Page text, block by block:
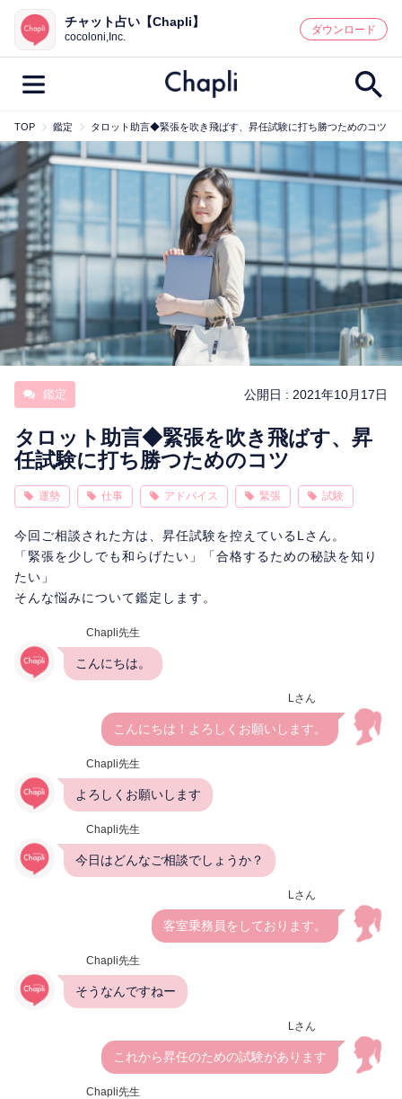
鑑定記事・占い師検索
最新記事一覧
人気記事一覧
カテゴリー別
鑑定 占い師 キャンペーン
キーワード別
彼の気持ち 恋の行方 時期
今週の運勢 彼氏 結婚
相性
チャット占い【Chapli】
cocoloni,Inc.
ダウンロード
TOP 鑑定 タロット助言◆緊張を吹き飛ばす、昇任試験に打ち勝つためのコツ
鑑定 公開日 : 2021年10月17日
タロット助言◆緊張を吹き飛ばす、昇
任試験に打ち勝つためのコツ
運勢 仕事 アドバイス 緊張 試験
今回ご相談された方は、昇任試験を控えているLさん。
「緊張を少しでも和らげたい」「合格するための秘訣を知り
たい」
そんな悩みについて鑑定します。
Chapli先生
こんにちは。
Lさん
こんにちは！よろしくお願いします。
Chapli先生
よろしくお願いします
Chapli先生
今日はどんなご相談でしょうか？
Lさん
客室乗務員をしております。
Chapli先生
そうなんですねー
Lさん
これから昇任のための試験があります
Chapli先生